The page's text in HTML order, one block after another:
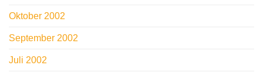
Oktober 2002
September 2002
Juli 2002